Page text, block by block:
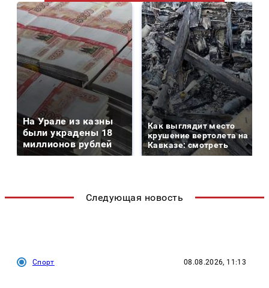
На Урале из казны
были украдены 18
миллионов рублей
Как выглядит место
крушение вертолета на
Кавказе: смотреть
Следующая новость
Спорт 08.08.2026, 11:13